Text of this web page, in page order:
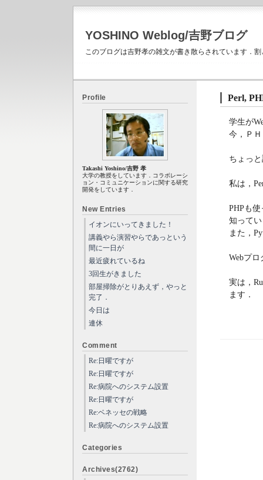
YOSHINO Weblog/吉野ブログ
このブログは吉野孝の雑文が書き散らされています．
Perl,
学生が
今，Ｐ
ちょっ
私は，
PHPも
知って
また，
Webプ
実は，
ます．
Profile
Takashi Yoshino/吉野 孝
大学の教授をしています．コラボレーシ
ョン・コミュニケーションに関する研究
開発をしています．
New Entries
イオンにいってきました！
講義やら演習やらであっという
間に一日が
最近疲れているね
3回生がきました
部屋掃除がとりあえず，やっと
完了．
今日は
連休
Comment
Re:日曜ですが
Re:日曜ですが
Re:病院へのシステム設置
Re:日曜ですが
Re:ベネッセの戦略
Re:病院へのシステム設置
Categories
Archives(2762)